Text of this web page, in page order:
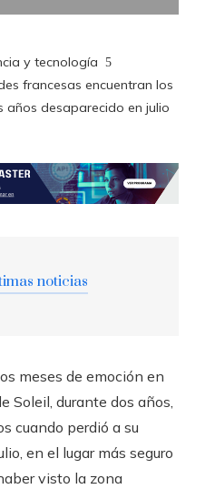
y tecnología
francesas encuentran los
años desaparecido en julio
noticias
meses de emoción en
Soleil, durante dos años,
cuando perdió a su
en el lugar más seguro
visto la zona